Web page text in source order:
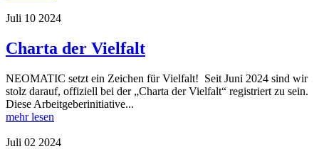
Juli 10 2024
Charta der Vielfalt
NEOMATIC setzt ein Zeichen für Vielfalt! Seit Juni 2024 sind wir
stolz darauf, offiziell bei der „Charta der Vielfalt“ registriert zu sein.
Diese Arbeitgeberinitiative...
mehr lesen
Juli 02 2024